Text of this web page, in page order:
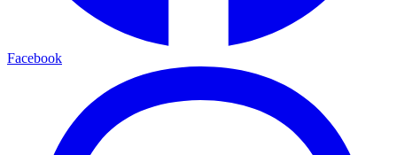
Facebook